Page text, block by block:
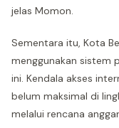
jelas Momon.
Sementara itu, Kota
menggunakan sistem
ini. Kendala akses
belum maksimal di
melalui rencana